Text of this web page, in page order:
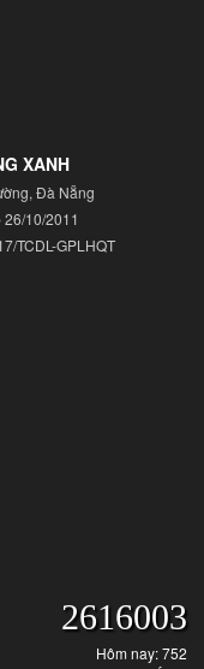
XANH
Đà Nẵng
10/2011
TCDL-GPLHQT
2616003
Hôm nay: 752